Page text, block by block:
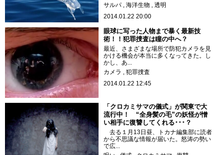
サルパ
海洋生物
透明
2014.01.22 20:00
眼球に写った人物まで暴く最新技
術！！犯罪捜査は瞳の中へ？
最近、さまざまな場所で防犯カメラを見
かける機会が本当に多くなってきた。し
かし、あ...
カメラ
犯罪捜査
2014.01.22 12:45
「クロカミサマの儀式」が関東で大
流行中！ “全身髪の毛”の妖怪が憎
い相手に復讐してくれる･･･？
去る１月13日昼、トカナ編集部に読者
から不思議な情報が届いた。怒涛の勢い
で広...